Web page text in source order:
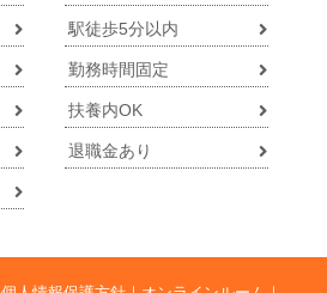
駅徒歩5分以内
勤務時間固定
扶養内OK
退職金あり